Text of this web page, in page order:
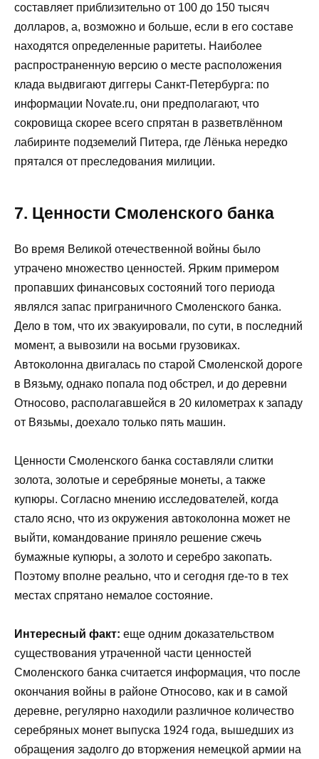
составляет приблизительно от 100 до 150 тысяч
долларов, а, возможно и больше, если в его составе
находятся определенные раритеты. Наиболее
распространенную версию о месте расположения
клада выдвигают диггеры Санкт-Петербурга: по
информации Novate.ru, они предполагают, что
сокровища скорее всего спрятан в разветвлённом
лабиринте подземелий Питера, где Лёнька нередко
прятался от преследования милиции.
7. Ценности Смоленского банка
Во время Великой отечественной войны было
утрачено множество ценностей. Ярким примером
пропавших финансовых состояний того периода
являлся запас приграничного Смоленского банка.
Дело в том, что их эвакуировали, по сути, в последний
момент, а вывозили на восьми грузовиках.
Автоколонна двигалась по старой Смоленской дороге
в Вязьму, однако попала под обстрел, и до деревни
Относово, располагавшейся в 20 километрах к западу
от Вязьмы, доехало только пять машин.
Ценности Смоленского банка составляли слитки
золота, золотые и серебряные монеты, а также
купюры. Согласно мнению исследователей, когда
стало ясно, что из окружения автоколонна может не
выйти, командование приняло решение сжечь
бумажные купюры, а золото и серебро закопать.
Поэтому вполне реально, что и сегодня где-то в тех
местах спрятано немалое состояние.
Интересный факт: еще одним доказательством
существования утраченной части ценностей
Смоленского банка считается информация, что после
окончания войны в районе Относово, как и в самой
деревне, регулярно находили различное количество
серебряных монет выпуска 1924 года, вышедших из
обращения задолго до вторжения немецкой армии на